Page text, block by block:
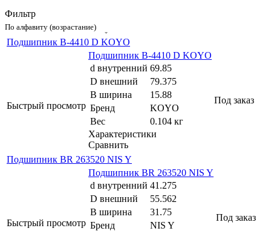
Фильтр
По алфавиту (возрастание)
Подшипник B-4410 D KOYO
Быстрый просмотр
Подшипник B-4410 D KOYO
d внутренний 69.85
D внешний
79.375
B ширина
15.88
Бренд
KOYO
Вес
0.104 кг
Характеристики
Сравнить
Под заказ
Подшипник BR 263520 NIS Y
Быстрый просмотр
Подшипник BR 263520 NIS Y
d внутренний 41.275
D внешний
55.562
B ширина
31.75
Бренд
NIS Y
Под заказ